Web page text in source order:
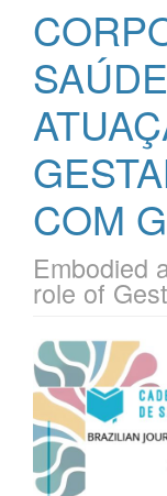
COM
Embodied
role of
Barra
lateral
de
artigos